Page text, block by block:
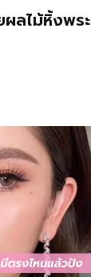
ลไม้หิ้งพระ